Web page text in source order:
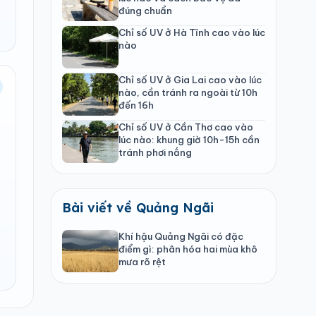
đúng chuẩn
Chỉ số UV ở Hà Tĩnh cao vào lúc
nào
Chỉ số UV ở Gia Lai cao vào lúc
nào, cần tránh ra ngoài từ 10h
đến 16h
Chỉ số UV ở Cần Thơ cao vào
lúc nào: khung giờ 10h-15h cần
tránh phơi nắng
Bài viết về Quảng Ngãi
Khí hậu Quảng Ngãi có đặc
điểm gì: phân hóa hai mùa khô
mưa rõ rệt